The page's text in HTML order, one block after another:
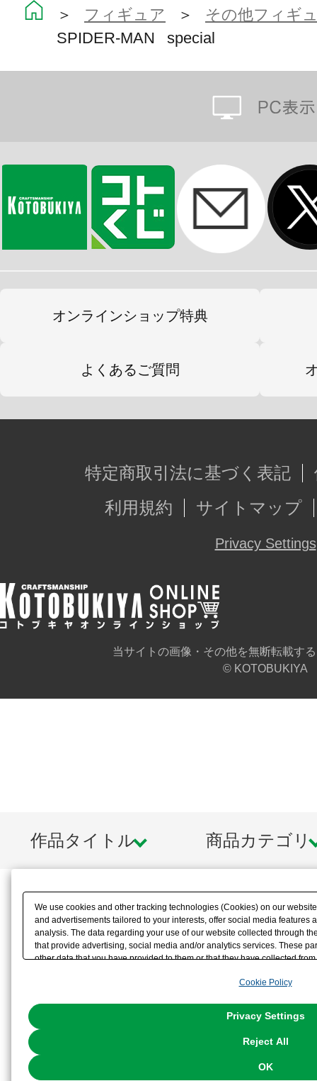
＞ フィギュア ＞ その他フィギ
SPIDER-MAN special
オンラインショップ特典
よくあるご質問
特定商取引法に基づく表記
利用規約
サイトマップ
Privacy Settings
当サイトの画像・その他を無断転載す
© KOTOBUKIYA
作品タイトル 商品カテゴリ
We use cookies and other tracking technologies (Cookies) on our
and advertisements tailored to your interests, offer social media features
analysis. The data regarding your use of our website collected through
that provide advertising, social media and/or analytics services. These
other data that you have provided to them or that they have collected
the use of all Cookies except for Strictly Necessary Cookies, please
You can change your consent or rejection settings at any time via
Cookie Policy
Privacy Settings
Reject All
OK